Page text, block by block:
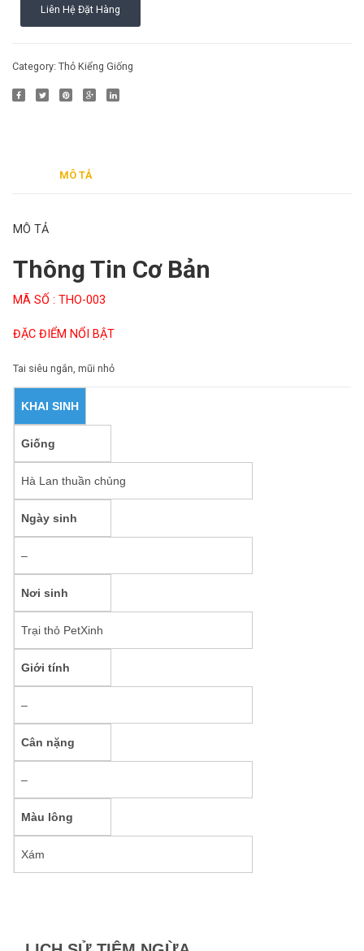
Cách nuôi động vật bò sát
Phụ kiện cho chim
Cách nuôi chim cảnh
Liên Hệ Đặt Hàng
Category: Thỏ Kiểng Giống
MÔ TẢ
MÔ TẢ
Thông Tin Cơ Bản
MÃ SỐ : THO-003
ĐẶC ĐIỂM NỔI BẬT
Tai siêu ngắn, mũi nhỏ
KHAI SINH
Giống
Hà Lan thuần chủng
Ngày sinh
–
Nơi sinh
Trại thỏ PetXinh
Giới tính
–
Cân nặng
–
Màu lông
Xám